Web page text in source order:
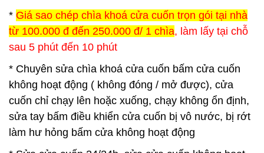
* Giá sao chép chìa khoá cửa cuốn trọn gói tại nhà
từ 100.000 đ đến 250.000 đ/ 1 chìa, làm lấy tại chỗ
sau 5 phút đến 10 phút
* Chuyên sửa chìa khoá cửa cuốn bấm cửa cuốn
không hoạt động ( không đóng / mở được), cửa
cuốn chỉ chạy lên hoặc xuống, chạy không ổn định,
sửa tay bấm điều khiển cửa cuốn bị vô nước, bị rớt
làm hư hỏng bấm cửa không hoạt động